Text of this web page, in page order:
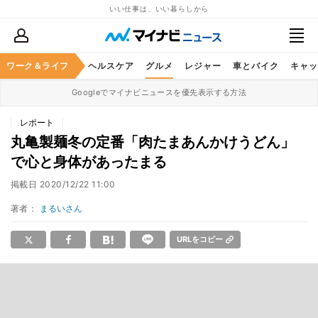
いい仕事は、いい暮らしから
ワーク＆ライフ
マネー 暮らし ヘルスケア グルメ レジャー 車とバイク キャ
Googleでマイナビニュースを優先表示する方法
レポート
丸亀製麺冬の定番「肉たまあんかけうどん」
で心と身体があったまる
掲載日 2020/12/22 11:00
著者： まるいさん
URLをコピー